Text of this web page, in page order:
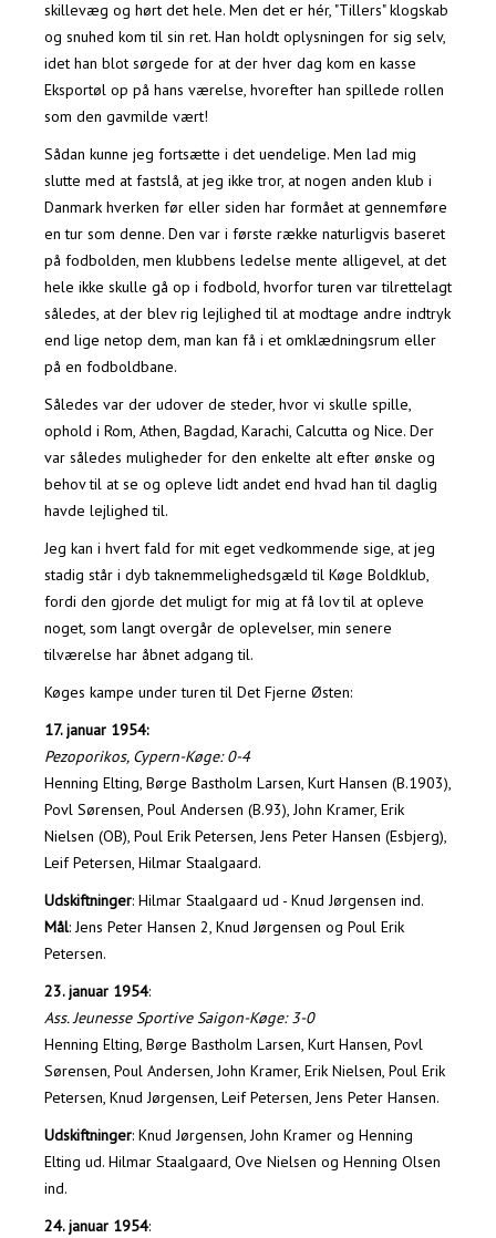
skillevæg og hørt det hele. Men det er hér, "Tillers" klogskab
og snuhed kom til sin ret. Han holdt oplysningen for sig selv,
idet han blot sørgede for at der hver dag kom en kasse
Eksportøl op på hans værelse, hvorefter han spillede rollen
som den gavmilde vært!
Sådan kunne jeg fortsætte i det uendelige. Men lad mig
slutte med at fastslå, at jeg ikke tror, at nogen anden klub i
Danmark hverken før eller siden har formået at gennemføre
en tur som denne. Den var i første række naturligvis baseret
på fodbolden, men klubbens ledelse mente alligevel, at det
hele ikke skulle gå op i fodbold, hvorfor turen var tilrettelagt
således, at der blev rig lejlighed til at modtage andre indtryk
end lige netop dem, man kan få i et omklædningsrum eller
på en fodboldbane.
Således var der udover de steder, hvor vi skulle spille,
ophold i Rom, Athen, Bagdad, Karachi, Calcutta og Nice. Der
var således muligheder for den enkelte alt efter ønske og
behov til at se og opleve lidt andet end hvad han til daglig
havde lejlighed til.
Jeg kan i hvert fald for mit eget vedkommende sige, at jeg
stadig står i dyb taknemmelighedsgæld til Køge Boldklub,
fordi den gjorde det muligt for mig at få lov til at opleve
noget, som langt overgår de oplevelser, min senere
tilværelse har åbnet adgang til.
Køges kampe under turen til Det Fjerne Østen:
17. januar 1954:
Pezoporikos, Cypern-Køge: 0-4
Henning Elting, Børge Bastholm Larsen, Kurt Hansen (B.1903),
Povl Sørensen, Poul Andersen (B.93), John Kramer, Erik
Nielsen (OB), Poul Erik Petersen, Jens Peter Hansen (Esbjerg),
Leif Petersen, Hilmar Staalgaard.
Udskiftninger: Hilmar Staalgaard ud - Knud Jørgensen ind.
Mål: Jens Peter Hansen 2, Knud Jørgensen og Poul Erik
Petersen.
23. januar 1954:
Ass. Jeunesse Sportive Saigon-Køge: 3-0
Henning Elting, Børge Bastholm Larsen, Kurt Hansen, Povl
Sørensen, Poul Andersen, John Kramer, Erik Nielsen, Poul Erik
Petersen, Knud Jørgensen, Leif Petersen, Jens Peter Hansen.
Udskiftninger: Knud Jørgensen, John Kramer og Henning
Elting ud. Hilmar Staalgaard, Ove Nielsen og Henning Olsen
ind.
24. januar 1954: